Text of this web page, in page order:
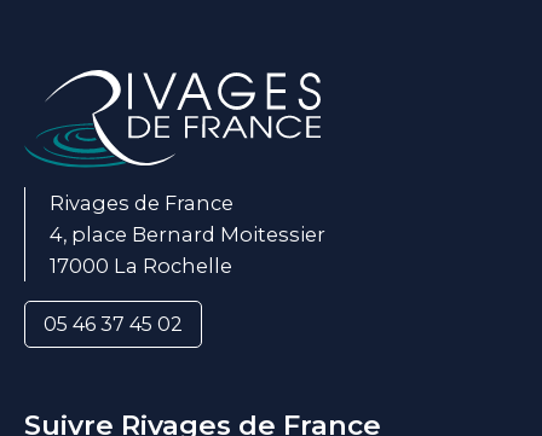
Rivages de France
4, place Bernard Moitessier
17000 La Rochelle
05 46 37 45 02
Suivre Rivages de France